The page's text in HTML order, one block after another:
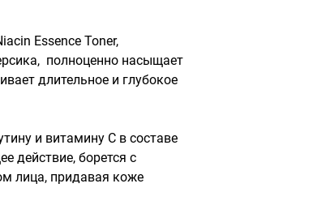
Essence Toner,
полноценно насыщает
длительное и глубокое
и витамину С в составе
действие, борется с
лица, придавая коже